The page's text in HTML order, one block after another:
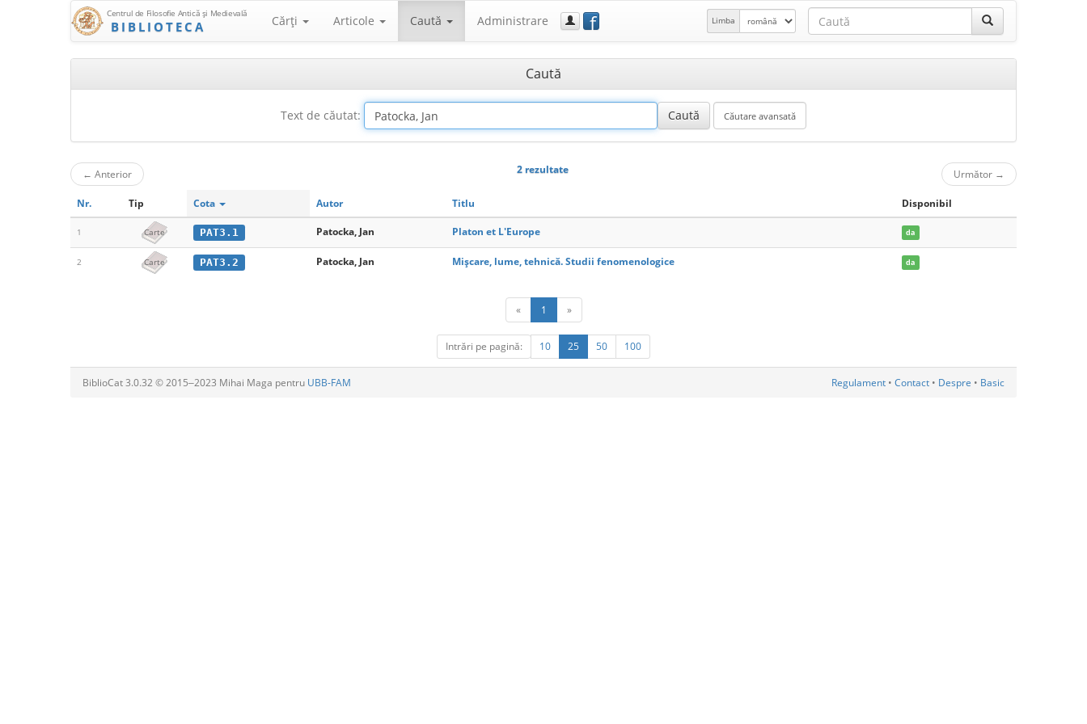
Centrul de Filosofie Antică şi Medievală
BIBLIOTECA Cărţi Articole Caută Administrare f Limba
Caută
Text de căutat:
← Anterior 2 rezultate Următor →
Nr. Tip Cota Autor Titlu Disponibil
1 Carte PAT3.1 Patocka, Jan Platon et L'Europe da
2 Carte PAT3.2 Patocka, Jan Mișcare, lume, tehnică. Studii fenomenologice da
« 1 »
Intrări pe pagină: 10 25 50 100
BiblioCat 3.0.32 © 2015‒2023 Mihai Maga pentru UBB-FAM Regulament • Contact • Despre • Basic